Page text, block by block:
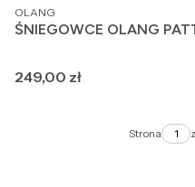
PRODUCENT
OLANG
ŚNIEGOWCE OLANG
Cena
249,00 zł
Strona